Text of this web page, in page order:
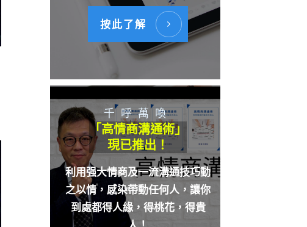
按此了解
千呼萬喚
「高情商溝通術」
現已推出！
利用强大情商及一流溝通技巧動
之以情，感染帶動任何人，讓你
到處都得人緣，得桃花，得貴